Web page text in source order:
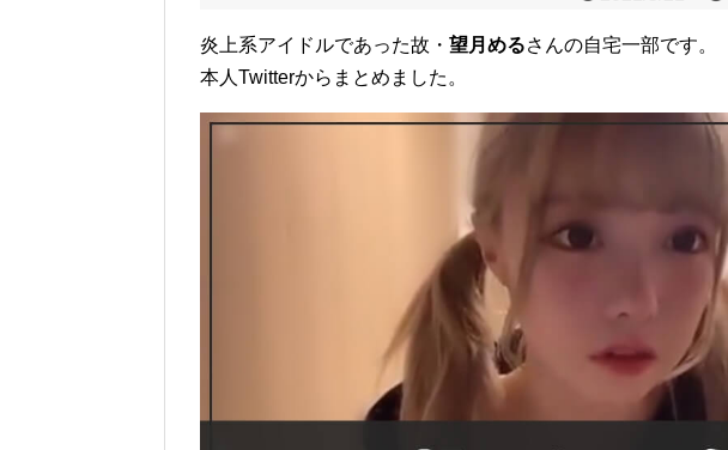
炎上系アイドルであった故・ 望月めるさんの自宅一部です。
本人Twitterからまとめました。